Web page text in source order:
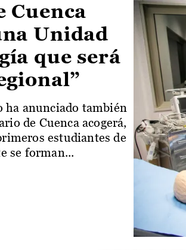
Cuenca
Unidad
que será
ha anunciado también
de Cuenca acogerá,
estudiantes de
se forman...